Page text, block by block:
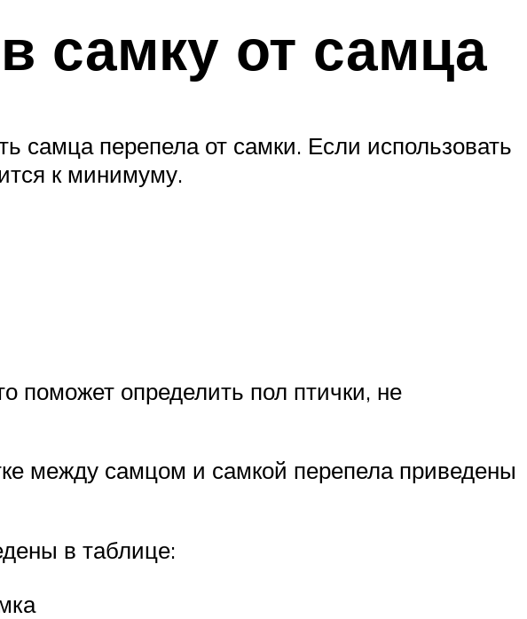
самку от самца
самца перепела от самки. Если использовать
к минимуму.
поможет определить пол птички, не
между самцом и самкой перепела приведены
в таблице: